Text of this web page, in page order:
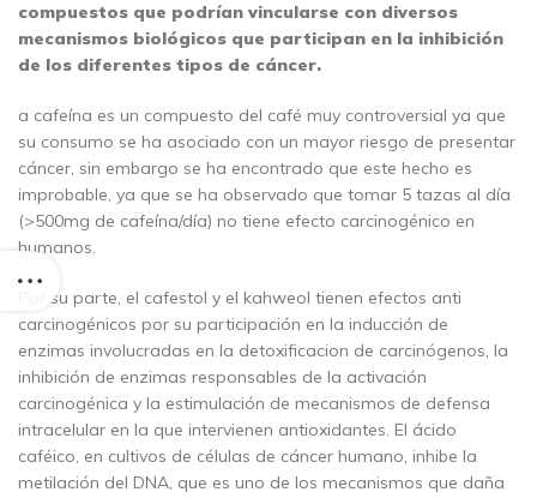
compuestos que podrían vincularse con diversos
mecanismos biológicos que participan en la inhibición
de los diferentes tipos de cáncer.
a cafeína es un compuesto del café muy controversial ya que
su consumo se ha asociado con un mayor riesgo de presentar
cáncer, sin embargo se ha encontrado que este hecho es
improbable, ya que se ha observado que tomar 5 tazas al día
(>500mg de cafeína/día) no tiene efecto carcinogénico en
humanos.
Por su parte, el cafestol y el kahweol tienen efectos anti
carcinogénicos por su participación en la inducción de
enzimas involucradas en la detoxificacion de carcinógenos, la
inhibición de enzimas responsables de la activación
carcinogénica y la estimulación de mecanismos de defensa
intracelular en la que intervienen antioxidantes. El ácido
caféico, en cultivos de células de cáncer humano, inhibe la
metilación del DNA, que es uno de los mecanismos que daña